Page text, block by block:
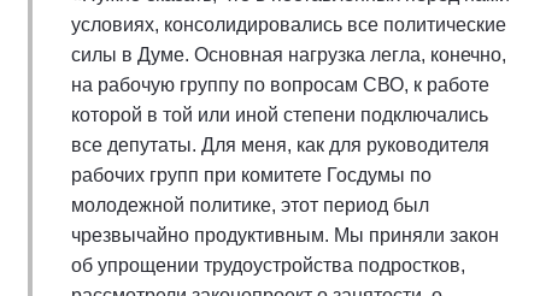
условиях, консолидировались все политические
силы в Думе. Основная нагрузка легла, конечно,
на рабочую группу по вопросам СВО, к работе
которой в той или иной степени подключались
все депутаты. Для меня, как для руководителя
рабочих групп при комитете Госдумы по
молодежной политике, этот период был
чрезвычайно продуктивным. Мы приняли закон
об упрощении трудоустройства подростков,